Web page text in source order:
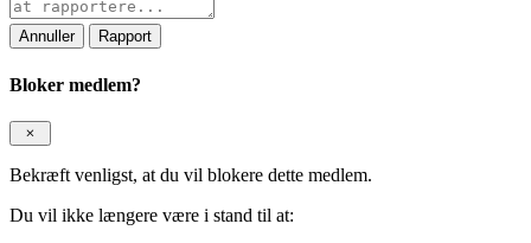
Rapport
Bloker medlem?
Bekræft venligst, at du vil blokere dette medlem.
Du vil ikke længere være i stand til at: